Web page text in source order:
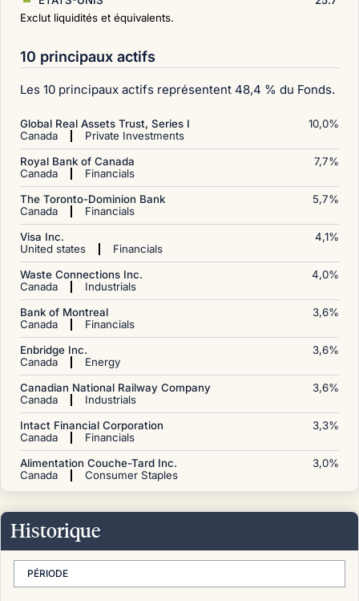
Exclut liquidités et équivalents.
10 principaux actifs
Les 10 principaux actifs représentent 48,4 % du Fonds.
Global Real Assets Trust, Series I 10,0%
Canada
Private Investments
Royal Bank of Canada
7,7%
Canada
Financials
The Toronto-Dominion Bank
5,7%
Canada
Financials
Visa Inc.
4,1%
United states
Financials
Waste Connections Inc.
4,0%
Canada
Industrials
Bank of Montreal
3,6%
Canada
Financials
Enbridge Inc.
3,6%
Canada
Energy
Canadian National Railway Company
3,6%
Canada
Industrials
Intact Financial Corporation
3,3%
Canada
Financials
Alimentation Couche-Tard Inc.
3,0%
Canada
Consumer Staples
Historique
PÉRIODE